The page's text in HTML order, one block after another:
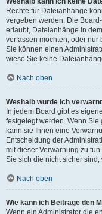
Rechte für Dateianhänge
vergeben werden. Die
erlaubt, Dateianhänge in
verfassen möchten, oder
Sie können einen
wieso Sie keine
Nach oben
Weshalb wurde ich
In jedem Board gibt es
festgelegt werden. Wenn
kann sie Ihnen eine
Entscheidung der
mit dieser Verwarnung zu
Sie sich die nicht sicher
Nach oben
Wie kann ich Beiträge den
Wenn ein Administrator die